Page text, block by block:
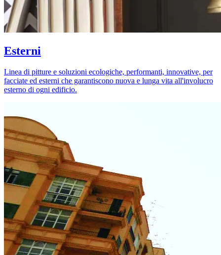
Esterni
Linea di pitture e soluzioni ecologiche, performanti, innovative, per
facciate ed esterni che garantiscono nuova e lunga vita all'involucro
esterno di ogni edificio.